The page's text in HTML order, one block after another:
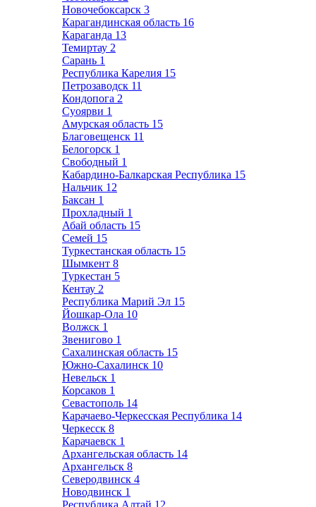
Новочебоксарск 3
Карагандинская область 16
Караганда 13
Темиртау 2
Сарань 1
Республика Карелия 15
Петрозаводск 11
Кондопога 2
Суоярви 1
Амурская область 15
Благовещенск 11
Белогорск 1
Свободный 1
Кабардино-Балкарская Республика 15
Нальчик 12
Баксан 1
Прохладный 1
Абай область 15
Семей 15
Туркестанская область 15
Шымкент 8
Туркестан 5
Кентау 2
Республика Марий Эл 15
Йошкар-Ола 10
Волжск 1
Звенигово 1
Сахалинская область 15
Южно-Сахалинск 10
Невельск 1
Корсаков 1
Севастополь 14
Карачаево-Черкесская Республика 14
Черкесск 8
Карачаевск 1
Архангельская область 14
Архангельск 8
Северодвинск 4
Новодвинск 1
Республика Алтай 12